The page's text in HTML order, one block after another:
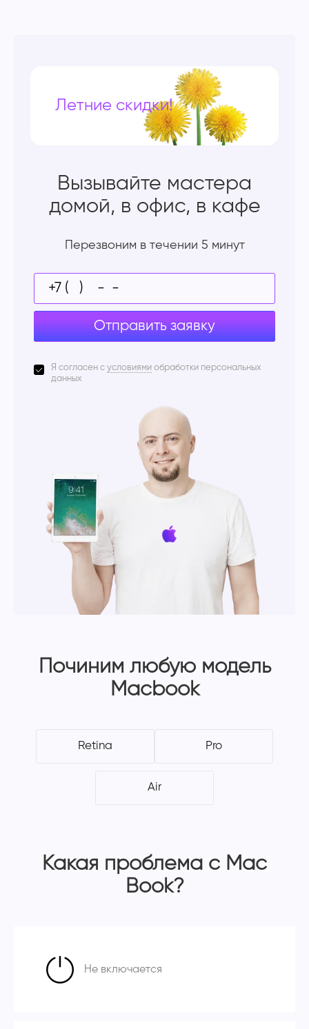
Летние скидки!
Вызывайте мастера
домой, в офис, в кафе
Перезвоним в течении 5 минут
Отправить заявку
Я согласен с условиями обработки персональных
данных
Починим любую модель
Macbook
Retina Pro
Air
Какая проблема с Mac
Book?
Не включается